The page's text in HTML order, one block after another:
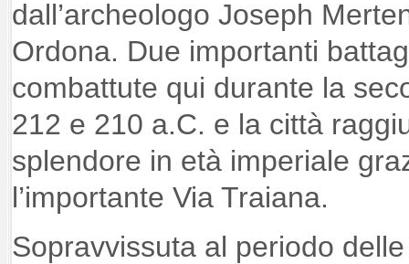
dall’archeologo Joseph
Ordona. Due importanti
combattute qui durante la
212 e 210 a.C. e la città
splendore in età imperiale
l’importante Via Traiana.
Sopravvissuta al periodo